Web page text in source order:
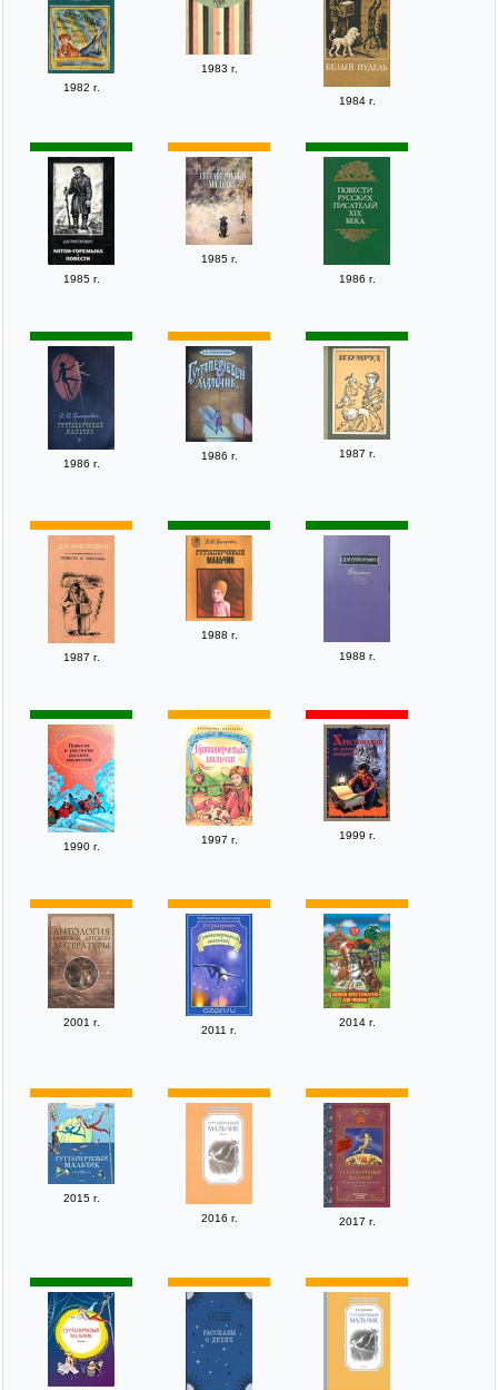
1982 г.
1983 г.
1984 г.
1985 г.
1985 г.
1986 г.
1986 г.
1986 г. 1987 г.
1987 г.
1988 г.
1988 г.
1990 г.
1997 г. 1999 г.
2001 г.
2011 г.
2014 г.
2015 г.
2016 г.
2017 г.